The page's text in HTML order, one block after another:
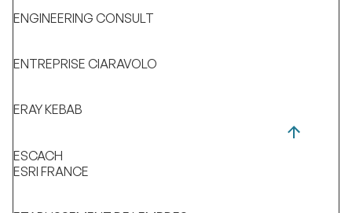
ENGINEERING CONSULT
ENTREPRISE CIARAVOLO
ERAY KEBAB
ESCACH
ESRI FRANCE